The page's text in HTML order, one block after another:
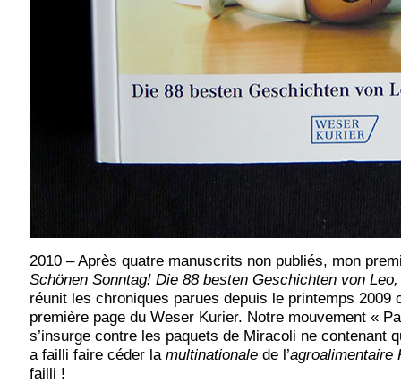
2010– Après quatre manuscrits non publiés, mon
Schönen Sonntag! Die 88 besten Geschichten von
réunit les chroniques parues depuis le printemps 2009
première page du Weser Kurier. Notre mouvement «
s’insurge contre les paquets de Miracoli ne contenant
a failli faire céder la multinationalede l’agroalimentaire
failli !